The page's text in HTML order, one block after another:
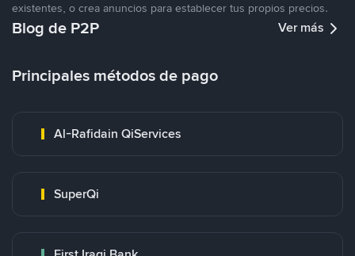
existentes, o crea anuncios para establecer tus propios precios.
Blog de P2P Ver más
Principales métodos de pago
Al-Rafidain QiServices
SuperQi